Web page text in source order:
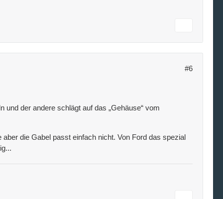
#6
der andere schlägt auf das „Gehäuse“ vom
die Gabel passt einfach nicht. Von Ford das spezial